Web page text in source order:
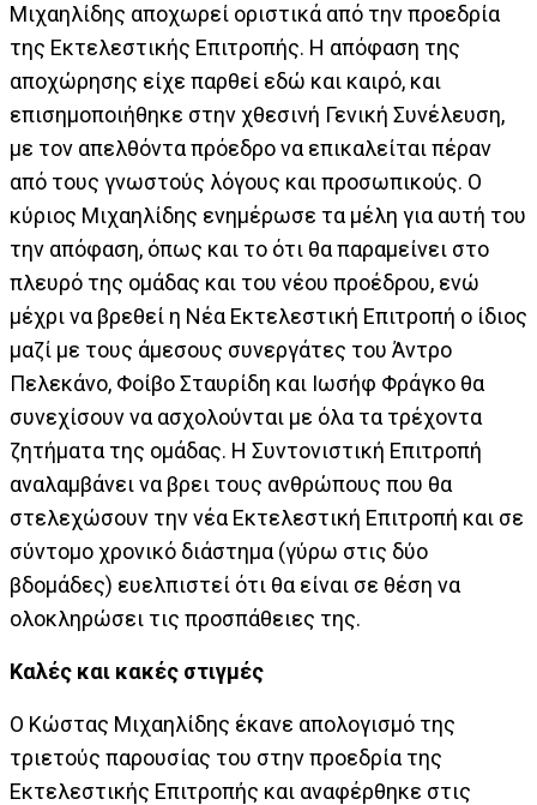
Μιχαηλίδης αποχωρεί οριστικά από την προεδρία
της Εκτελεστικής Επιτροπής. Η απόφαση της
αποχώρησης είχε παρθεί εδώ και καιρό, και
επισημοποιήθηκε στην χθεσινή Γενική Συνέλευση,
με τον απελθόντα πρόεδρο να επικαλείται πέραν
από τους γνωστούς λόγους και προσωπικούς. Ο
κύριος Μιχαηλίδης ενημέρωσε τα μέλη για αυτή του
την απόφαση, όπως και το ότι θα παραμείνει στο
πλευρό της ομάδας και του νέου προέδρου, ενώ
μέχρι να βρεθεί η Νέα Εκτελεστική Επιτροπή ο ίδιος
μαζί με τους άμεσους συνεργάτες του Άντρο
Πελεκάνο, Φοίβο Σταυρίδη και Ιωσήφ Φράγκο θα
συνεχίσουν να ασχολούνται με όλα τα τρέχοντα
ζητήματα της ομάδας. Η Συντονιστική Επιτροπή
αναλαμβάνει να βρει τους ανθρώπους που θα
στελεχώσουν την νέα Εκτελεστική Επιτροπή και σε
σύντομο χρονικό διάστημα (γύρω στις δύο
βδομάδες) ευελπιστεί ότι θα είναι σε θέση να
ολοκληρώσει τις προσπάθειες της.
Καλές και κακές στιγμές
Ο Κώστας Μιχαηλίδης έκανε απολογισμό της
τριετούς παρουσίας του στην προεδρία της
Εκτελεστικής Επιτροπής και αναφέρθηκε στις